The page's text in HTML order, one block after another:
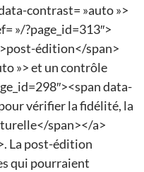
contrast= »auto »>
»/?page_id=313″>
édition</span>
»> et un contrôle
data-
vérifier la fidélité, la
span></a>
La post-édition
qui pourraient